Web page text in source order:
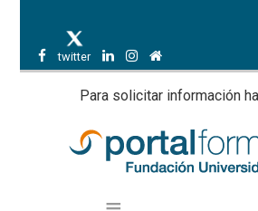
twitter
Para solicitar información